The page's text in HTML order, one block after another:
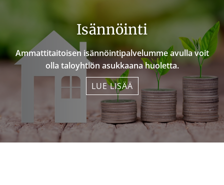
Isännöinti
Ammattitaitoisen isännöintipalvelumme avulla voit
olla taloyhtiön asukkaana huoletta.
LUE LISÄÄ